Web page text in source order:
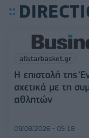
allstarbasket.gr
Η επιστολή της
σχετικά με τη
αθλητών
09/08/2026 - 05:18